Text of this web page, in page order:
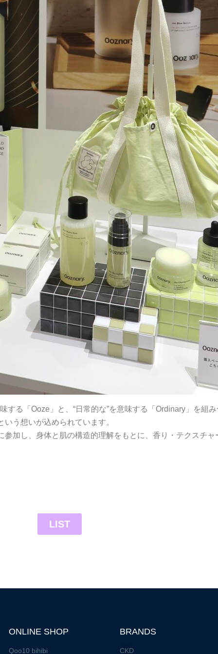
する「Ooze」と、“日常的な”を意味する「Ordinary」を組
う想いが込められています。
加し、身体と肌の構造的理解をもとに、香り・テクスチ
LIST
ONLINE SHOP
Qoo10 bihibi
BRANDS
CKD